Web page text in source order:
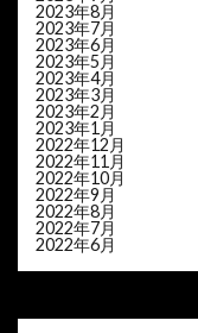
2023年8月
2023年7月
2023年6月
2023年5月
2023年4月
2023年3月
2023年2月
2023年1月
2022年12月
2022年11月
2022年10月
2022年9月
2022年8月
2022年7月
2022年6月